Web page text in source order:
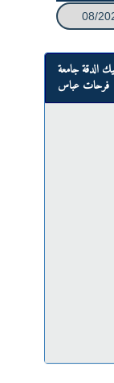
الدقة جامعة